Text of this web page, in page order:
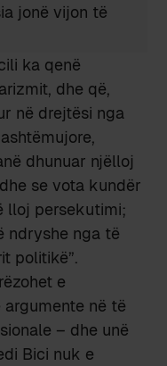
jonë vijon të
ka qenë
dhe që,
në drejtësi nga
dhunuar njëlloj
se vota kundër
lloj persekutimi;
ndryshe nga të
politikë”.
e
në të
– dhe unë
Bici nuk e